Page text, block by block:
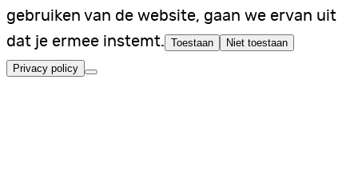
gebruiken van de website, gaan we ervan uit
dat je ermee instemt. Toestaan Niet toestaan
Privacy policy